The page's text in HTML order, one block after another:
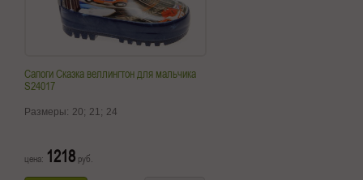
Сапоги Сказка веллингтон для мальчика
S24017
Размеры: 20; 21; 24
цена: 1218 руб.